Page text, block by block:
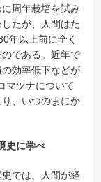
周年栽培を試み
たが、人間はた
年以上前に全く
である。近年で
効率低下などが
マツナについて
、いつのまにか
史に学べ
では、人間が経